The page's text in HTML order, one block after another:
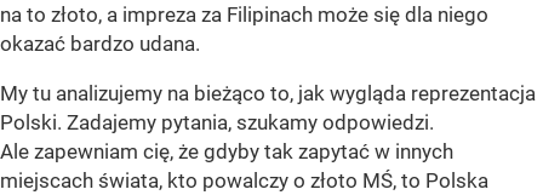
na to złoto, a impreza za Filipinach może się dla niego
okazać bardzo udana.
My tu analizujemy na bieżąco to, jak wygląda reprezentacja
Polski. Zadajemy pytania, szukamy odpowiedzi.
Ale zapewniam cię, że gdyby tak zapytać w innych
miejscach świata, kto powalczy o złoto MŚ, to Polska